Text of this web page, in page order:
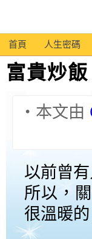
首頁 人生密碼
富貴炒飯
‧本文由
以前曾
所以，
很溫暖的